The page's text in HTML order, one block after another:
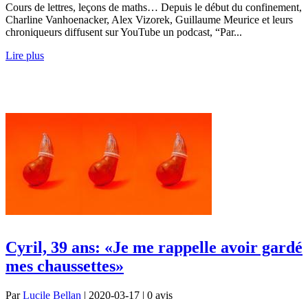
Cours de lettres, leçons de maths… Depuis le début du confinement,
Charline Vanhoenacker, Alex Vizorek, Guillaume Meurice et leurs
chroniqueurs diffusent sur YouTube un podcast, “Par...
Lire plus
Cyril, 39 ans: «Je me rappelle avoir gardé
mes chaussettes»
ParLucile Bellan | 2020-03-17 | 0 avis